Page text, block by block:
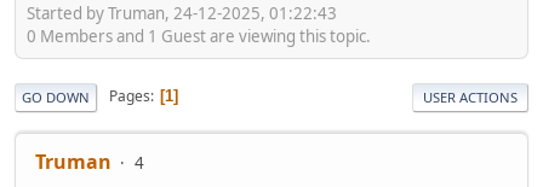
Started by Truman, 24-12-2025, 01:22:43
0 Members and 1 Guest are viewing this topic.
GO DOWN Pages 1 USER ACTIONS
Truman 4